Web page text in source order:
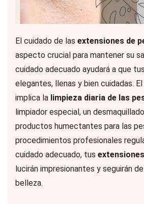
El cuidado de las extensiones de
aspecto crucial para mantener su
cuidado adecuado ayudará a que
elegantes, llenas y bien cuidadas.
implica la limpieza diaria de las
limpiador especial, un
productos humectantes para las
procedimientos profesionales
cuidado adecuado, tus
lucirán impresionantes y seguirán
belleza.